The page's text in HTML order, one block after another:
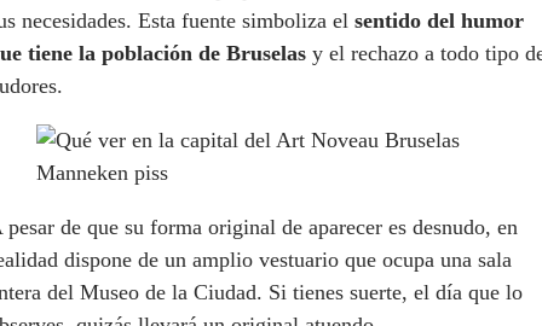
necesidades. Esta fuente simboliza el sentido del humor
tiene la población de Bruselas y el rechazo a todo tipo
pesar de que su forma original de aparecer es desnudo, en
dispone de un amplio vestuario que ocupa una sala
del Museo de la Ciudad. Si tienes suerte, el día que lo